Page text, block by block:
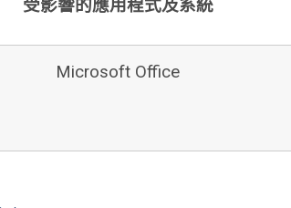
受影響的應用程式及系統
Microsoft Office